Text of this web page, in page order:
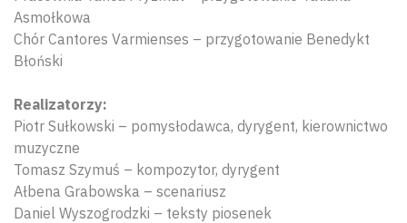
Asmołkowa
Chór Cantores Varmienses – przygotowanie Benedykt
Błoński
Realizatorzy:
Piotr Sułkowski – pomysłodawca, dyrygent, kierownictwo
muzyczne
Tomasz Szymuś – kompozytor, dyrygent
Ałbena Grabowska – scenariusz
Daniel Wyszogrodzki – teksty piosenek